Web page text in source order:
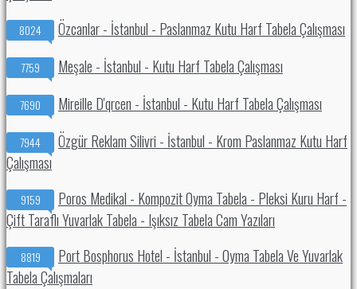
8024 Özcanlar - İstanbul - Paslanmaz Kutu Harf Tabela Çalışması
7759 Meşale - İstanbul - Kutu Harf Tabela Çalışması
7690 Mireille D'qrcen - İstanbul - Kutu Harf Tabela Çalışması
7944
Özgür Reklam Silivri - İstanbul - Krom Paslanmaz Kutu Harf
Çalışması
9159
Poros Medikal - Kompozit Oyma Tabela - Pleksi Kuru Harf -
Çift Taraflı Yuvarlak Tabela - Işıksız Tabela Cam Yazıları
8819
Port Bosphorus Hotel - İstanbul - Oyma Tabela Ve Yuvarlak
Tabela Çalışmaları